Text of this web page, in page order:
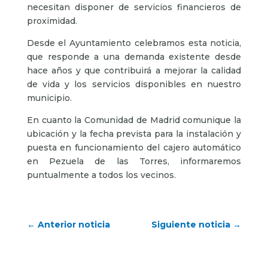
necesitan disponer de servicios financieros de
proximidad.
Desde el Ayuntamiento celebramos esta noticia,
que responde a una demanda existente desde
hace años y que contribuirá a mejorar la calidad
de vida y los servicios disponibles en nuestro
municipio.
En cuanto la Comunidad de Madrid comunique la
ubicación y la fecha prevista para la instalación y
puesta en funcionamiento del cajero automático
en Pezuela de las Torres, informaremos
puntualmente a todos los vecinos.
← Anterior noticia Siguiente noticia →